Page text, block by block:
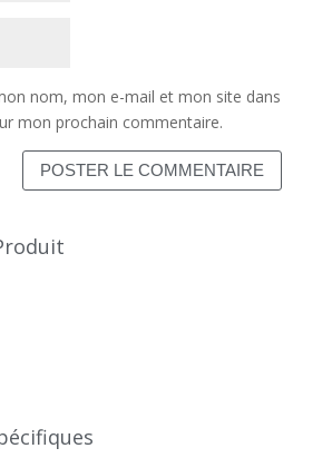
nom, mon e-mail et mon site dans
mon prochain commentaire.